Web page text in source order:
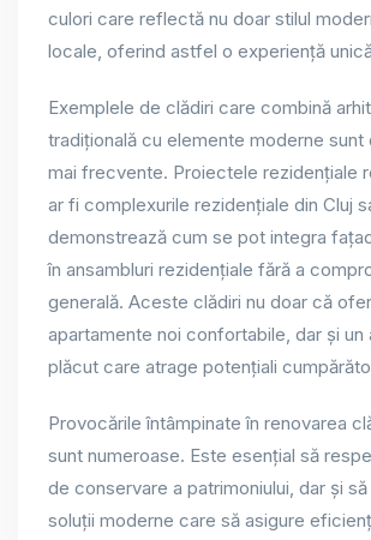
culori care reflectă nu doar stilul
locale, oferind astfel o experiență
Exemplele de clădiri care combină
tradițională cu elemente moderne sunt
mai frecvente. Proiectele rezidențiale
ar fi complexurile rezidențiale din Cluj
demonstrează cum se pot integra
în ansambluri rezidențiale fără a
generală. Aceste clădiri nu doar că
apartamente noi confortabile, dar și un
plăcut care atrage potențiali
Provocările întâmpinate în renovarea
sunt numeroase. Este esențial să
de conservare a patrimoniului, dar și
soluții moderne care să asigure